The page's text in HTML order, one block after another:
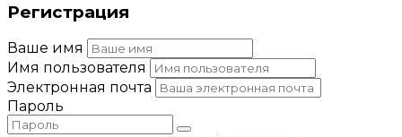
Регистрация
Ваше имя
Имя пользователя
Электронная почта
Пароль